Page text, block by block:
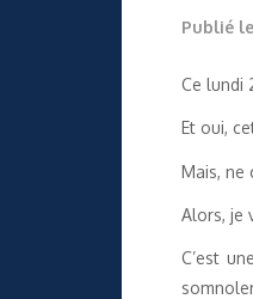
Publié
Ce lundi
Et oui,
Mais, ne
Alors, je
C’est